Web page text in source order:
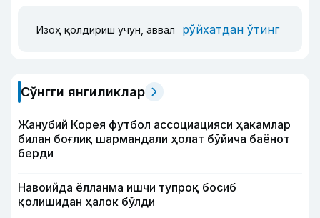
Изоҳ қолдириш учун, аввал рўйхатдан ўтинг
Сўнгги янгиликлар
Жанубий Корея футбол ассоциацияси ҳакамлар
билан боғлиқ шармандали ҳолат бўйича баёнот
берди
Навоийда ёлланма ишчи тупроқ босиб
қолишидан ҳалок бўлди